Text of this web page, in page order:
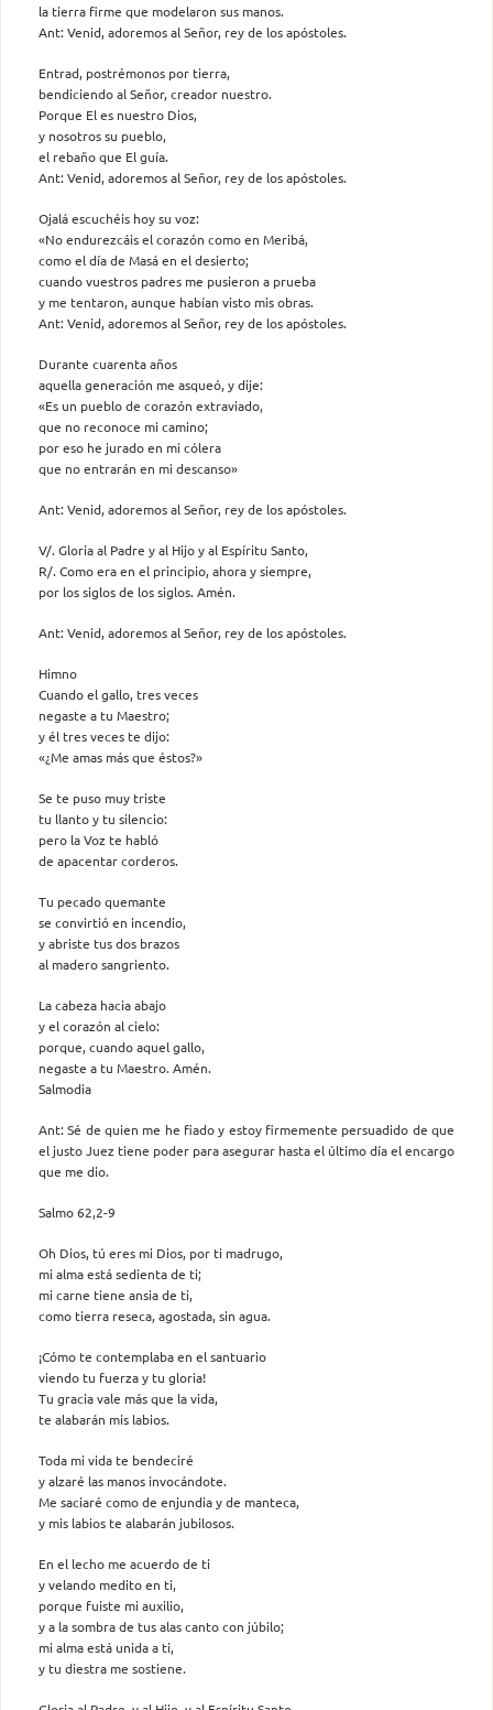
la tierra firme que modelaron sus manos.
Ant: Venid, adoremos al Señor, rey de los apóstoles.
Entrad, postrémonos por tierra,
bendiciendo al Señor, creador nuestro.
Porque El es nuestro Dios,
y nosotros su pueblo,
el rebaño que El guía.
Ant: Venid, adoremos al Señor, rey de los apóstoles.
Ojalá escuchéis hoy su voz:
«No endurezcáis el corazón como en Meribá,
como el día de Masá en el desierto;
cuando vuestros padres me pusieron a prueba
y me tentaron, aunque habían visto mis obras.
Ant: Venid, adoremos al Señor, rey de los apóstoles.
Durante cuarenta años
aquella generación me asqueó, y dije:
«Es un pueblo de corazón extraviado,
que no reconoce mi camino;
por eso he jurado en mi cólera
que no entrarán en mi descanso»
Ant: Venid, adoremos al Señor, rey de los apóstoles.
V/. Gloria al Padre y al Hijo y al Espíritu Santo,
R/. Como era en el principio, ahora y siempre,
por los siglos de los siglos. Amén.
Ant: Venid, adoremos al Señor, rey de los apóstoles.
Himno
Cuando el gallo, tres veces
negaste a tu Maestro;
y él tres veces te dijo:
«¿Me amas más que éstos?»
Se te puso muy triste
tu llanto y tu silencio:
pero la Voz te habló
de apacentar corderos.
Tu pecado quemante
se convirtió en incendio,
y abriste tus dos brazos
al madero sangriento.
La cabeza hacia abajo
y el corazón al cielo:
porque, cuando aquel gallo,
negaste a tu Maestro. Amén.
Salmodia
Ant: Sé de quien me he fiado y estoy firmemente persuadido de que
el justo Juez tiene poder para asegurar hasta el último día el encargo
que me dio.
Salmo 62,2-9
Oh Dios, tú eres mi Dios, por ti madrugo,
mi alma está sedienta de ti;
mi carne tiene ansia de ti,
como tierra reseca, agostada, sin agua.
¡Cómo te contemplaba en el santuario
viendo tu fuerza y tu gloria!
Tu gracia vale más que la vida,
te alabarán mis labios.
Toda mi vida te bendeciré
y alzaré las manos invocándote.
Me saciaré como de enjundia y de manteca,
y mis labios te alabarán jubilosos.
En el lecho me acuerdo de ti
y velando medito en ti,
porque fuiste mi auxilio,
y a la sombra de tus alas canto con júbilo;
mi alma está unida a ti,
y tu diestra me sostiene.